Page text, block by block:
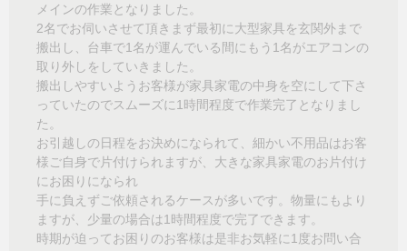
メインの作業となりました。
2名でお伺いさせて頂きまず最初に大型家具を玄関外まで
搬出し、台車で1名が運んでいる間にもう1名がエアコンの
取り外しをしていきました。
搬出しやすいようお客様が家具家電の中身を空にして下さ
っていたのでスムーズに1時間程度で作業完了となりまし
た。
お引越しの日程をお決めになられて、細かい不用品はお客
様ご自身で片付けられますが、大きな家具家電のお片付け
にお困りになられ
手に負えずご依頼されるケースが多いです。物量にもより
ますが、少量の場合は1時間程度で完了できます。
時期が迫ってお困りのお客様は是非お気軽に1度お問い合